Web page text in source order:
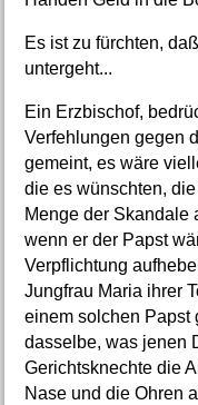
Es ist zu fürchten,
untergeht...
Ein Erzbischof,
Verfehlungen gegen
gemeint, es wäre
die es wünschten,
Menge der Skandale
wenn er der Papst
Verpflichtung
Jungfrau Maria ihrer
einem solchen Papst
dasselbe, was jenen
Gerichtsknechte die
Nase und die Ohren